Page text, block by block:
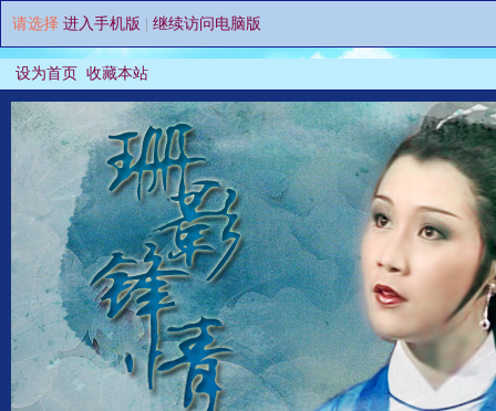
请选择 进入手机版 继续访问电脑版
设为首页 收藏本站